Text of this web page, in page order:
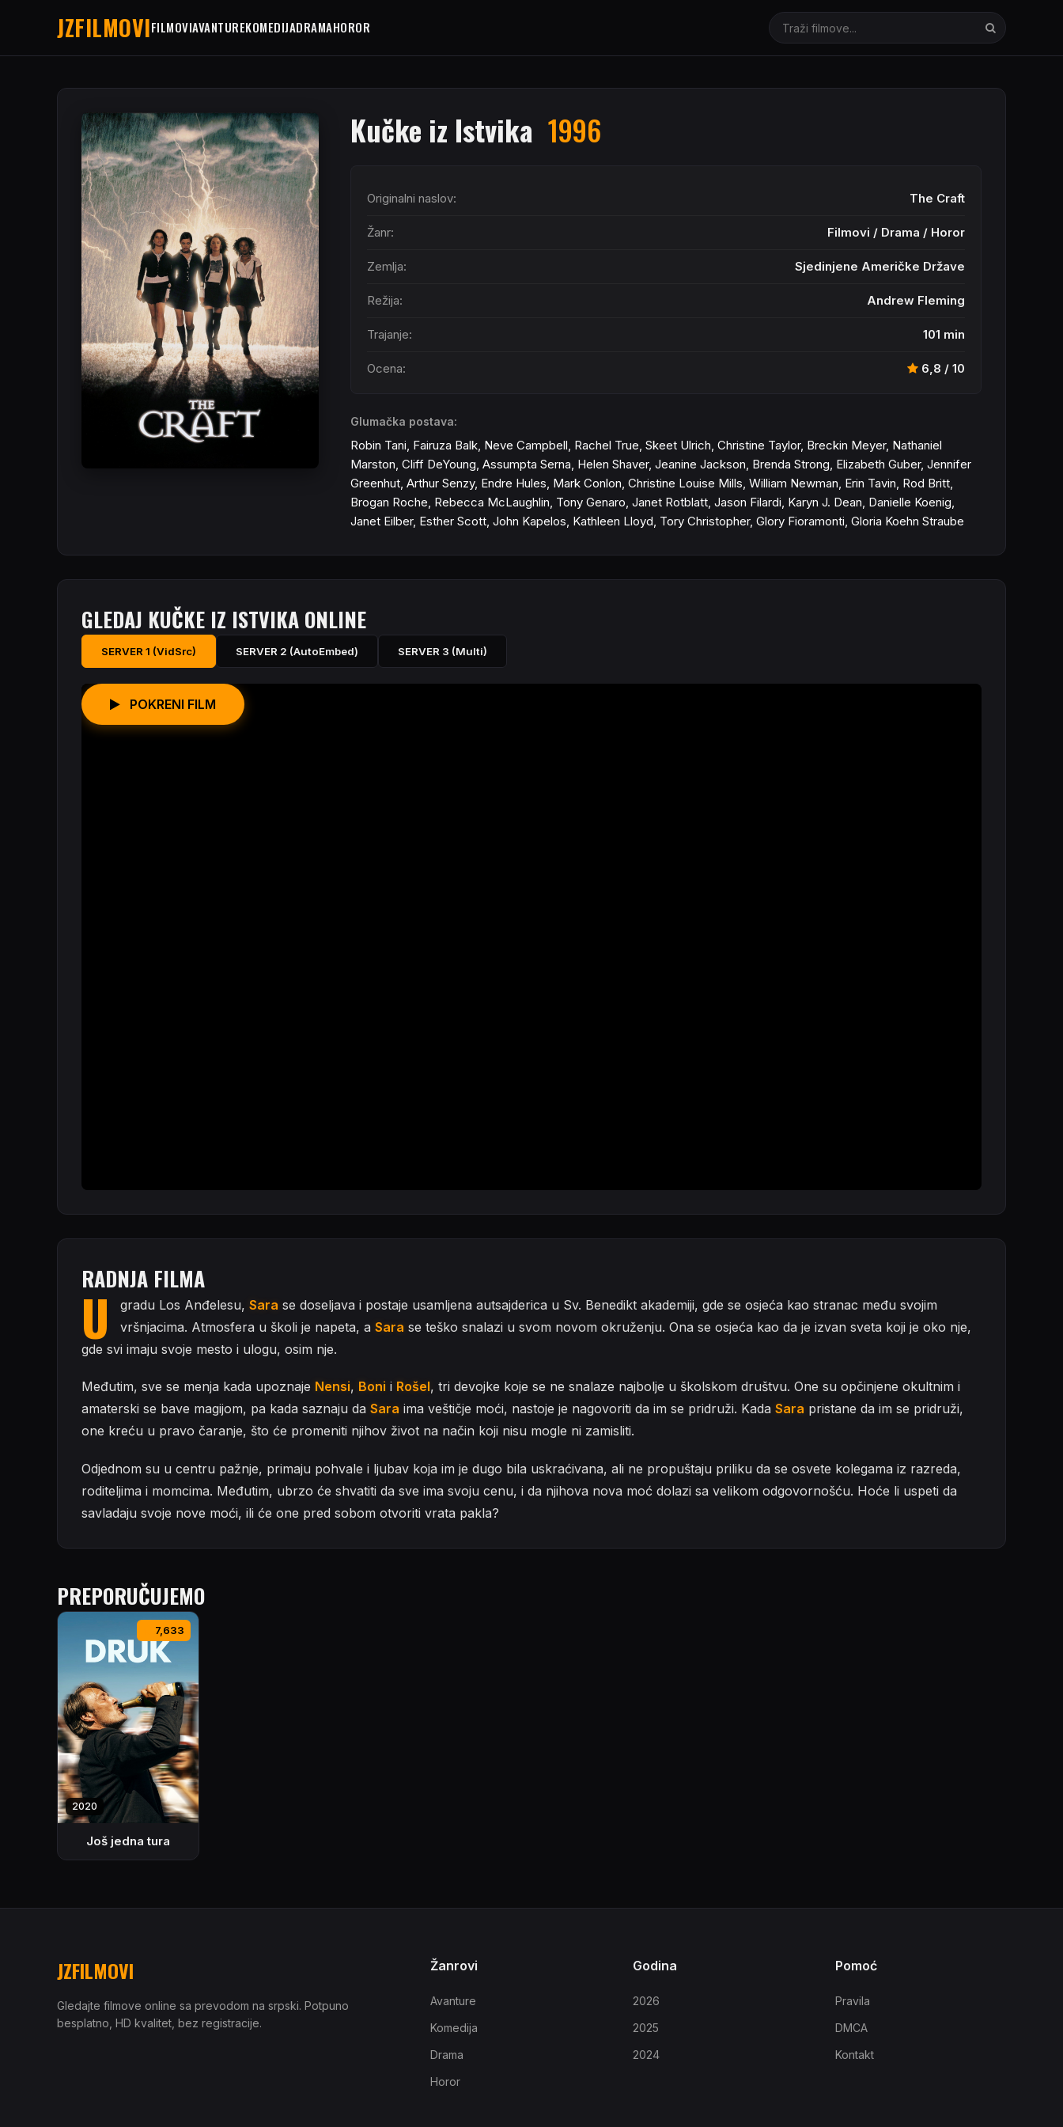
JZFILMOVIFILMOVIAVANTUREKOMEDIJADRAMAHOROR
Kučke iz Istvika 1996
Originalni naslov: The Craft
Žanr: Filmovi / Drama / Horor
Zemlja: Sjedinjene Američke Države
Režija: Andrew Fleming
Trajanje: 101 min
Ocena: 6,8 / 10
Glumačka postava:
Robin Tani, Fairuza Balk, Neve Campbell, Rachel True, Skeet Ulrich, Christine Taylor, Breckin Meyer, Nathaniel
Marston, Cliff DeYoung, Assumpta Serna, Helen Shaver, Jeanine Jackson, Brenda Strong, Elizabeth Guber, Jennifer
Greenhut, Arthur Senzy, Endre Hules, Mark Conlon, Christine Louise Mills, William Newman, Erin Tavin, Rod Britt,
Brogan Roche, Rebecca McLaughlin, Tony Genaro, Janet Rotblatt, Jason Filardi, Karyn J. Dean, Danielle Koenig,
Janet Eilber, Esther Scott, John Kapelos, Kathleen Lloyd, Tory Christopher, Glory Fioramonti, Gloria Koehn Straube
GLEDAJ KUČKE IZ ISTVIKA ONLINE
SERVER 1 (VidSrc) SERVER 2 (AutoEmbed) SERVER 3 (Multi)
POKRENI FILM
RADNJA FILMA
U gradu Los Anđelesu, Sara se doseljava i postaje usamljena autsajderica u Sv. Benedikt akademiji, gde se osjeća kao stranac među svojim
vršnjacima. Atmosfera u školi je napeta, a Sara se teško snalazi u svom novom okruženju. Ona se osjeća kao da je izvan sveta koji je oko nje,
gde svi imaju svoje mesto i ulogu, osim nje.
Međutim, sve se menja kada upoznaje Nensi, Boni i Rošel, tri devojke koje se ne snalaze najbolje u školskom društvu. One su opčinjene okultnim i
amaterski se bave magijom, pa kada saznaju da Sara ima veštičje moći, nastoje je nagovoriti da im se pridruži. Kada Sara pristane da im se pridruži,
one kreću u pravo čaranje, što će promeniti njihov život na način koji nisu mogle ni zamisliti.
Odjednom su u centru pažnje, primaju pohvale i ljubav koja im je dugo bila uskraćivana, ali ne propuštaju priliku da se osvete kolegama iz razreda,
roditeljima i momcima. Međutim, ubrzo će shvatiti da sve ima svoju cenu, i da njihova nova moć dolazi sa velikom odgovornošću. Hoće li uspeti da
savladaju svoje nove moći, ili će one pred sobom otvoriti vrata pakla?
PREPORUČUJEMO
7,633
2020
Još jedna tura
JZFILMOVI
Gledajte filmove online sa prevodom na srpski. Potpuno
besplatno, HD kvalitet, bez registracije.
Žanrovi
Avanture
Komedija
Drama
Horor
Godina
2026
2025
2024
Pomoć
Pravila
DMCA
Kontakt